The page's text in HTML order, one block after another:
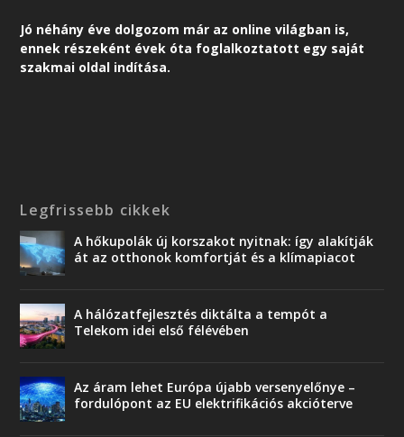
Jó néhány éve dolgozom már az online világban is,
ennek részeként évek óta foglalkoztatott egy saját
szakmai oldal indítása.
Legfrissebb cikkek
A hőkupolák új korszakot nyitnak: így alakítják
át az otthonok komfortját és a klímapiacot
A hálózatfejlesztés diktálta a tempót a
Telekom idei első félévében
Az áram lehet Európa újabb versenyelőnye –
fordulópont az EU elektrifikációs akcióterve